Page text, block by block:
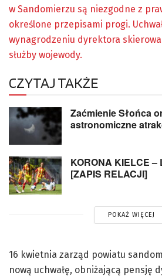
w Sandomierzu są niezgodne z
określone przepisami progi.
wynagrodzeniu dyrektora
służby wojewody.
CZYTAJ TAKŻE
Zaćmienie Słońca
astronomiczne
KORONA KIELCE –
[ZAPIS RELACJI]
POKAŻ WIĘCEJ
16 kwietnia zarząd powiatu
nową uchwałę, obniżającą pensję